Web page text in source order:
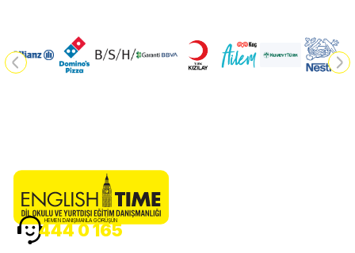
HEMEN DANIŞMANLA GÖRÜŞÜN
444 0 165